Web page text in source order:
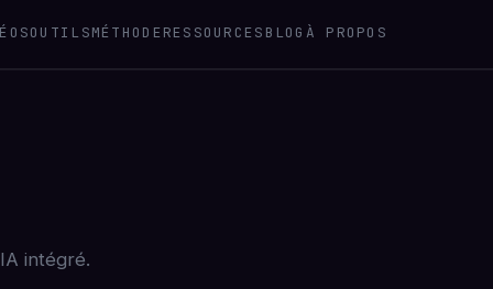
OUTILSMÉTHODERESSOURCES BLOG À PROPOS
intégré.